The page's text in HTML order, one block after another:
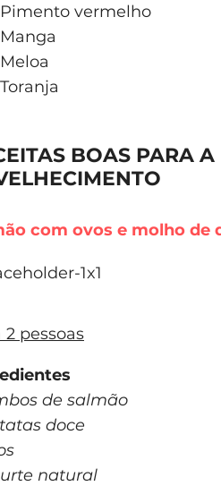
Pimento vermelho
Manga
Meloa
Toranja
BOAS PARA
com ovos e molho de
2 pessoas
de salmão
doce
natural